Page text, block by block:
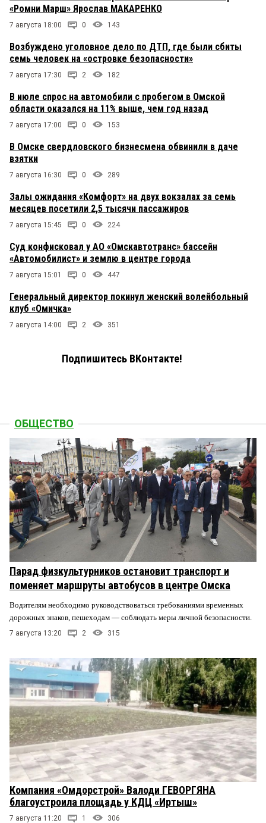
«Ромни Марш» Ярослав МАКАРЕНКО
7 августа 18:00 0 143
Возбуждено уголовное дело по ДТП, где были сбиты
семь человек на «островке безопасности»
7 августа 17:30 2 182
В июле спрос на автомобили с пробегом в Омской
области оказался на 11% выше, чем год назад
7 августа 17:00 0 153
В Омске свердловского бизнесмена обвинили в даче
взятки
7 августа 16:30 0 289
Залы ожидания «Комфорт» на двух вокзалах за семь
месяцев посетили 2,5 тысячи пассажиров
7 августа 15:45 0 224
Суд конфисковал у АО «Омскавтотранс» бассейн
«Автомобилист» и землю в центре города
7 августа 15:01 0 447
Генеральный директор покинул женский волейбольный
клуб «Омичка»
7 августа 14:00 2 351
Подпишитесь ВКонтакте!
ОБЩЕСТВО
Парад физкультурников остановит транспорт и
поменяет маршруты автобусов в центре Омска
Водителям необходимо руководствоваться требованиями временных
дорожных знаков, пешеходам — соблюдать меры личной безопасности.
7 августа 13:20 2 315
Компания «Омдорстрой» Валоди ГЕВОРГЯНА
благоустроила площадь у КДЦ «Иртыш»
7 августа 11:20 1 306